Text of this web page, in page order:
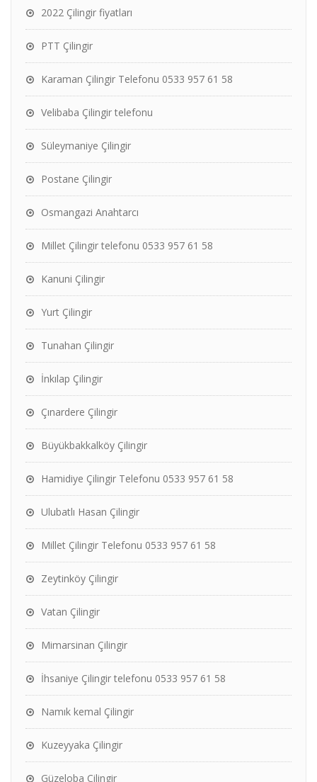
2022 Çilingir fiyatları
PTT Çilingir
Karaman Çilingir Telefonu 0533 957 61 58
Velibaba Çilingir telefonu
Süleymaniye Çilingir
Postane Çilingir
Osmangazi Anahtarcı
Millet Çilingir telefonu 0533 957 61 58
Kanuni Çilingir
Yurt Çilingir
Tunahan Çilingir
İnkılap Çilingir
Çınardere Çilingir
Büyükbakkalköy Çilingir
Hamidiye Çilingir Telefonu 0533 957 61 58
Ulubatlı Hasan Çilingir
Millet Çilingir Telefonu 0533 957 61 58
Zeytinköy Çilingir
Vatan Çilingir
Mimarsinan Çilingir
İhsaniye Çilingir telefonu 0533 957 61 58
Namık kemal Çilingir
Kuzeyyaka Çilingir
Güzeloba Çilingir